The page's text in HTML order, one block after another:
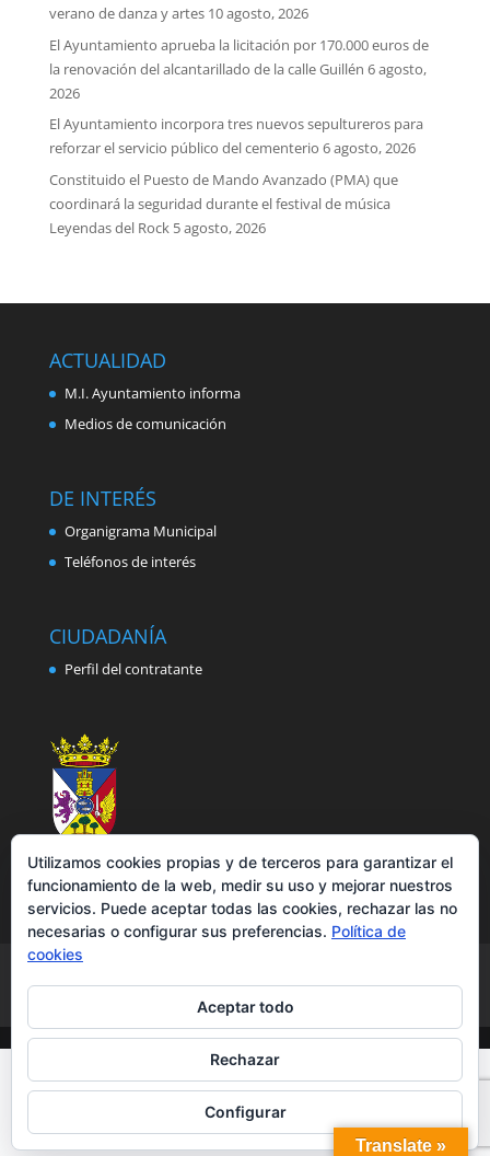
verano de danza y artes 10 agosto, 2026
El Ayuntamiento aprueba la licitación por 170.000 euros de
la renovación del alcantarillado de la calle Guillén 6 agosto,
2026
El Ayuntamiento incorpora tres nuevos sepultureros para
reforzar el servicio público del cementerio 6 agosto, 2026
Constituido el Puesto de Mando Avanzado (PMA) que
coordinará la seguridad durante el festival de música
Leyendas del Rock 5 agosto, 2026
ACTUALIDAD
M.I. Ayuntamiento informa
Medios de comunicación
DE INTERÉS
Organigrama Municipal
Teléfonos de interés
CIUDADANÍA
Perfil del contratante
Política de cookies
Accesibilidad
Translate »
Utilizamos cookies propias y de terceros para garantizar el
funcionamiento de la web, medir su uso y mejorar nuestros
servicios. Puede aceptar todas las cookies, rechazar las no
necesarias o configurar sus preferencias. Política de
cookies
Aceptar todo
Rechazar
Configurar